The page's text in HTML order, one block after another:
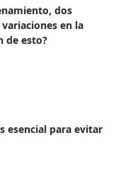
dos
en la
de esto?
esencial para evitar